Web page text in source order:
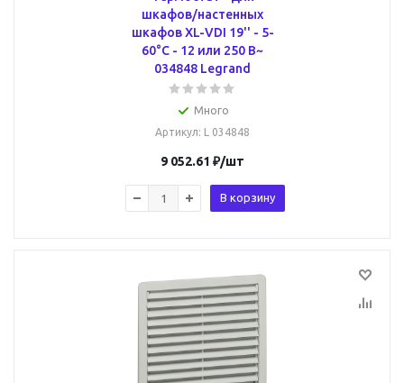
шкафов/настенных
шкафов XL-VDI 19'' - 5-
60°C - 12 или 250 В~
034848 Legrand
Много
Артикул: L 034848
9 052.61 ₽/шт
В корзину